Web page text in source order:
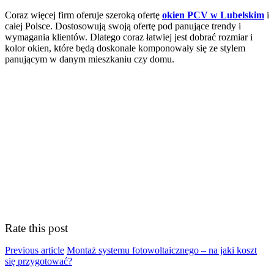
Coraz więcej firm oferuje szeroką ofertę okien PCV w Lubelskim i
całej Polsce. Dostosowują swoją ofertę pod panujące trendy i
wymagania klientów. Dlatego coraz łatwiej jest dobrać rozmiar i
kolor okien, które będą doskonale komponowały się ze stylem
panującym w danym mieszkaniu czy domu.
Rate this post
Previous article Montaż systemu fotowoltaicznego – na jaki koszt
się przygotować?